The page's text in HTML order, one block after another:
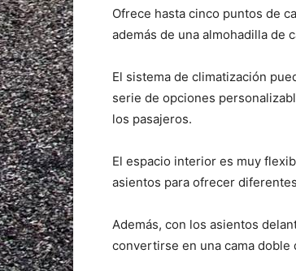
Ofrece hasta cinco puntos de
además de una almohadilla de
El sistema de climatización
serie de opciones
los pasajeros.
El espacio interior es muy
asientos para ofrecer
Además, con los asientos
convertirse en una cama doble